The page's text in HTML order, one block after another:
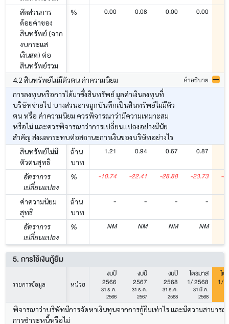
สัดส่วนการ
ด้อยค่าของ
สินทรัพย์ (จาก
งบกระแส
เงินสด) ต่อ
สินทรัพย์รวม
% 0.00 0.08 0.00 0.00
4.2 สินทรัพย์ไม่มีตัวตน ค่าความนิยม คำอธิบาย
การลงทุนหรือการได้มาซึ่งสินทรัพย์ มูลค่าเงินลงทุนที่
บริษัทจ่ายไป บางส่วนอาจถูกบันทึกเป็นสินทรัพย์ไม่มีตัว
ตน หรือ ค่าความนิยม ควรพิจารณาว่ามีความเหมาะสม
หรือไม่ และควรพิจารณาว่าการเปลี่ยนแปลงอย่างมีนัย
สำคัญ ส่งผลกระทบต่อสถานะการเงินของบริษัทอย่างไร
สินทรัพย์ไม่มี
ตัวตนสุทธิ
ล้าน
บาท
1.21 0.94 0.67 0.87
อัตราการ
เปลี่ยนแปลง
% -10.74 -22.41 -28.88 -23.73 -
ค่าความนิยม
สุทธิ
ล้าน
บาท
- - - -
อัตราการ
เปลี่ยนแปลง
% NM NM NM NM
5. การใช้เงินกู้ยืม
รายการข้อมูล หน่วย
งบปี
2566
31 ธ.ค.
2566
งบปี
2567
31 ธ.ค.
2567
งบปี
2568
31 ธ.ค.
2568
ไตรมาส
1/ 2568
31 มี.ค.
2568
ไต
1/
พิจารณาว่าบริษัทมีการจัดหาเงินทุนจากการกู้ยืมเท่าไร และมีความสามารถ
การชำระหนี้หรือไม่